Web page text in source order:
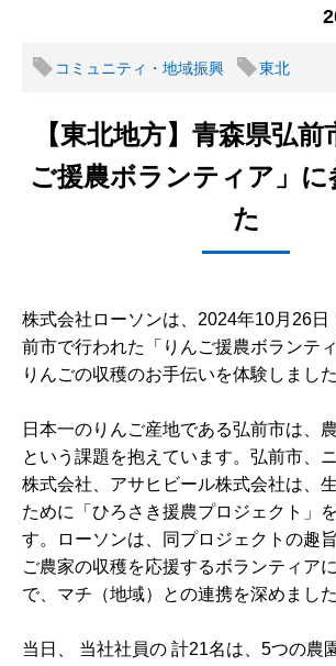
コミュニティ・地域振興 東北
【東北地方】青森県弘
ご援農ボランティア」に
た
株式会社ローソンは、2024年10月26日
前市で行われた「りんご援農ボランテ
りんごの収穫のお手伝いを体験しました
日本一のりんご産地である弘前市は、
という課題を抱えています。弘前市、
株式会社、アサヒビール株式会社は、
ために「ひろさき援農プロジェクト」
す。ローソンは、同プロジェクトの趣
ご農家の収穫を応援するボランティア
で、マチ（地域）との連携を深めました
当日、 当社社員の 計21名は、5つの農